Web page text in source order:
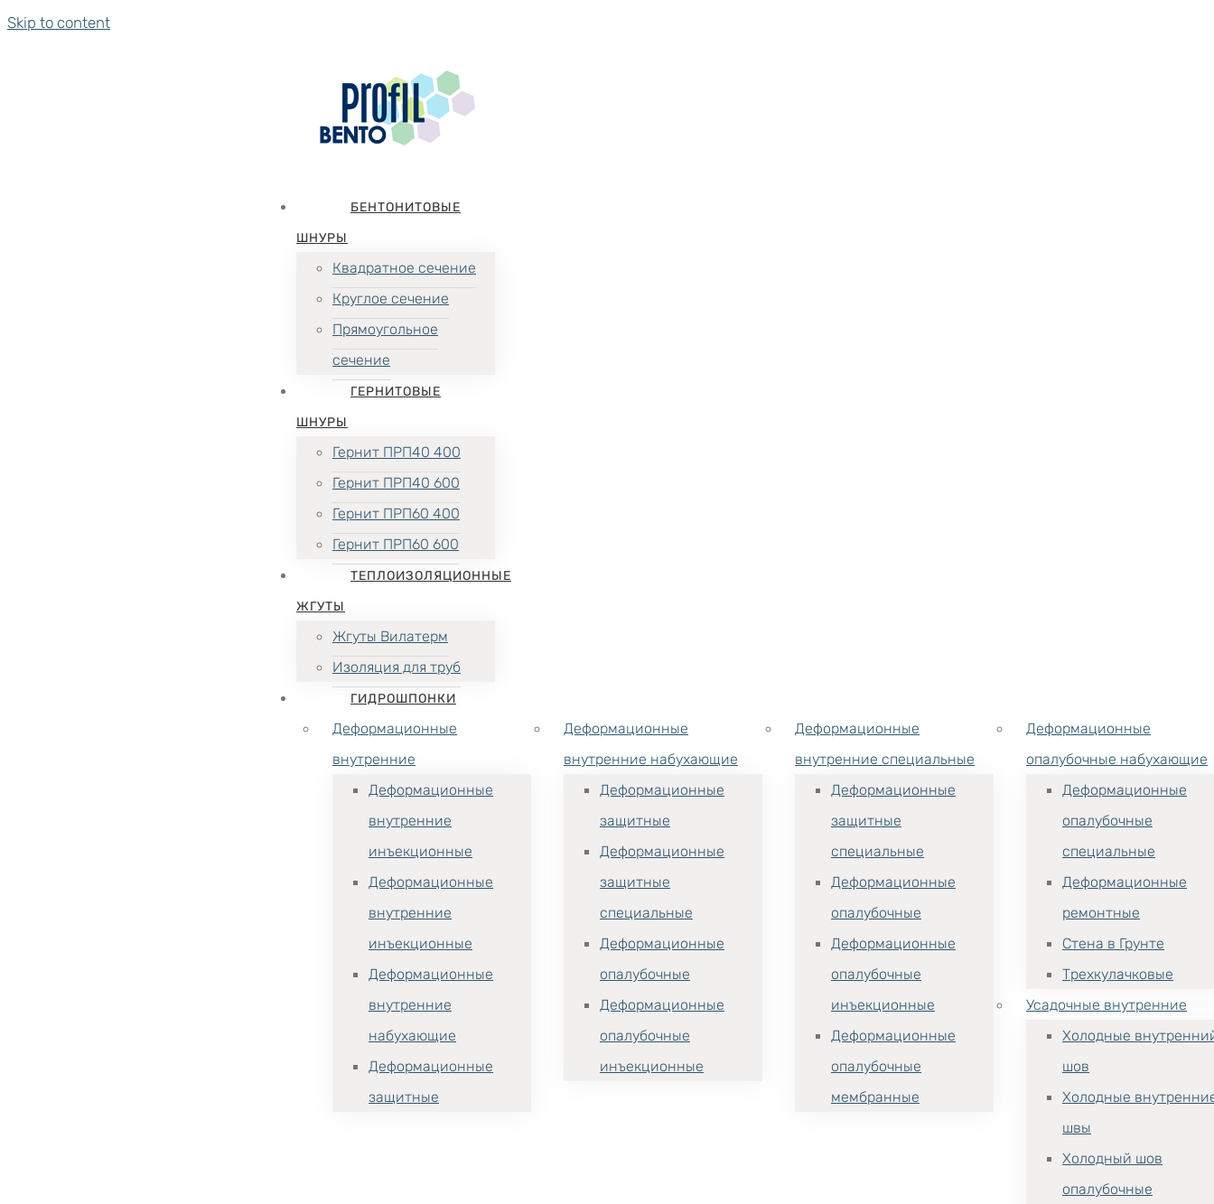
Skip to content
БЕНТОНИТОВЫЕ
ШНУРЫ
Квадратное сечение
Круглое сечение
Прямоугольное
сечение
ГЕРНИТОВЫЕ
ШНУРЫ
Гернит ПРП40 400
Гернит ПРП40 600
Гернит ПРП60 400
Гернит ПРП60 600
ТЕПЛОИЗОЛЯЦИОННЫЕ
ЖГУТЫ
Жгуты Вилатерм
Изоляция для труб
ГИДРОШПОНКИ
Деформационные
внутренние
Деформационные
внутренние
инъекционные
Деформационные
внутренние
инъекционные
Деформационные
внутренние
набухающие
Деформационные
защитные
Деформационные
внутренние набухающие
Деформационные
защитные
Деформационные
защитные
специальные
Деформационные
опалубочные
Деформационные
опалубочные
инъекционные
Деформационные
внутренние специальные
Деформационные
защитные
специальные
Деформационные
опалубочные
Деформационные
опалубочные
инъекционные
Деформационные
опалубочные
мембранные
Деформационные
опалубочные набухающие
Деформационные
опалубочные
специальные
Деформационные
ремонтные
Стена в Грунте
Трехкулачковые
Усадочные внутренние
Холодные
шов
Холодные
швы
Холодный шов
опалубочные